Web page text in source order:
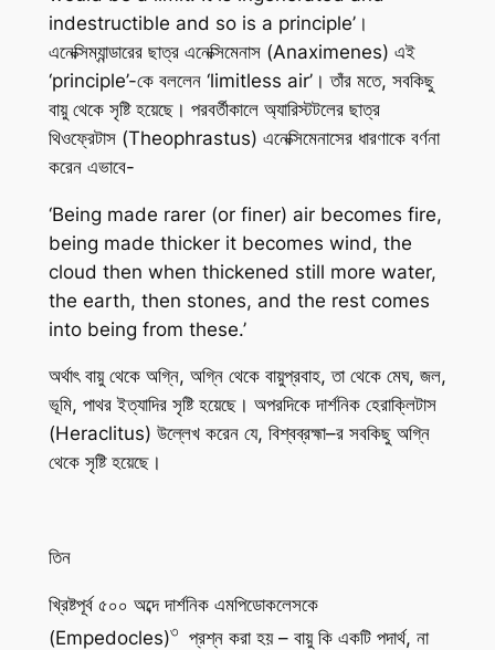
indestructible and so is a principle’।
এনেক্সিম্যান্ডারের ছাত্র এনেক্সিমেনাস (Anaximenes) এই
‘principle’-কে বললেন ‘limitless air’। তাঁর মতে, সবকিছু
বায়ু থেকে সৃষ্টি হয়েছে। পরবর্তীকালে অ্যারিস্টটলের ছাত্র
থিওফ্রেটাস (Theophrastus) এনেক্সিমেনাসের ধারণাকে বর্ণনা
করেন এভাবে-
‘Being made rarer (or finer) air becomes fire,
being made thicker it becomes wind, the
cloud then when thickened still more water,
the earth, then stones, and the rest comes
into being from these.’
অর্থাৎ বায়ু থেকে অগ্নি, অগ্নি থেকে বায়ুপ্রবাহ, তা থেকে মেঘ, জল,
ভূমি, পাথর ইত্যাদির সৃষ্টি হয়েছে। অপরদিকে দার্শনিক হেরাক্লিটাস
(Heraclitus) উল্লেখ করেন যে, বিশ্বব্রহ্মা–র সবকিছু অগ্নি
থেকে সৃষ্টি হয়েছে।
তিন
খ্রিষ্টপূর্ব ৫০০ অব্দে দার্শনিক এমপিডোকলেসকে
(Empedocles)৩প্রশ্ন করা হয় – বায়ু কি একটি পদার্থ, না